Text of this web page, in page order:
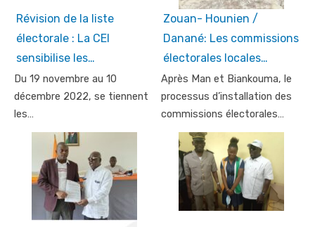
Révision de la liste
électorale : La CEI
sensibilise les…
Du 19 novembre au 10
décembre 2022, se tiennent
les…
Zouan- Hounien /
Danané: Les commissions
électorales locales…
Après Man et Biankouma, le
processus d’installation des
commissions électorales…